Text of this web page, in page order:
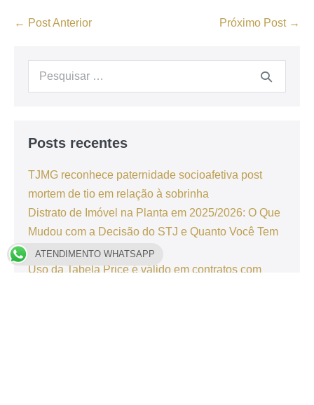
← Post Anterior Próximo Post →
Posts recentes
TJMG reconhece paternidade socioafetiva post
mortem de tio em relação à sobrinha
Distrato de Imóvel na Planta em 2025/2026: O Que
Mudou com a Decisão do STJ e Quanto Você Tem
Direito a Receber
Uso da Tabela Price é válido em contratos com
ATENDIMENTO WHATSAPP